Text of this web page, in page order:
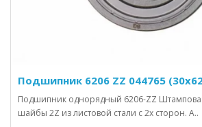
Подшипник 6206 ZZ 044765
Подшипник однорядный 6206-ZZ
шайбы 2Z из листовой стали с 2х сторон. А..